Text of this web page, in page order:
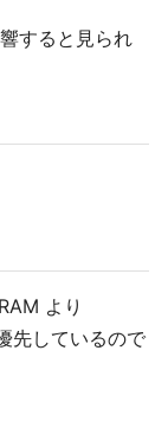
すると見られ
より
先しているので